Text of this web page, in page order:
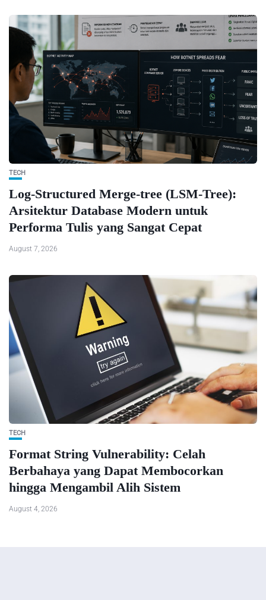
TECH
Log-Structured Merge-tree (LSM-Tree):
Arsitektur Database Modern untuk
Performa Tulis yang Sangat Cepat
August 7, 2026
TECH
Format String Vulnerability: Celah
Berbahaya yang Dapat Membocorkan
hingga Mengambil Alih Sistem
August 4, 2026